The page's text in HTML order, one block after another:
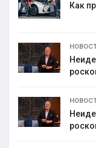
Как